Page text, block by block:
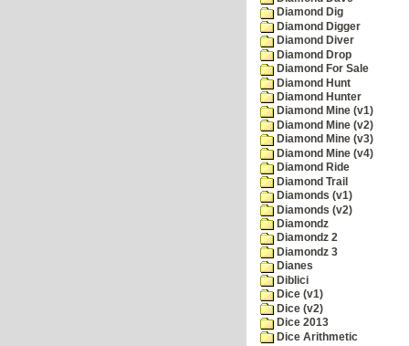
Diamond Dig
Diamond Digger
Diamond Diver
Diamond Drop
Diamond For Sale
Diamond Hunt
Diamond Hunter
Diamond Mine (v1)
Diamond Mine (v2)
Diamond Mine (v3)
Diamond Mine (v4)
Diamond Ride
Diamond Trail
Diamonds (v1)
Diamonds (v2)
Diamondz
Diamondz 2
Diamondz 3
Dianes
Diblici
Dice (v1)
Dice (v2)
Dice 2013
Dice Arithmetic